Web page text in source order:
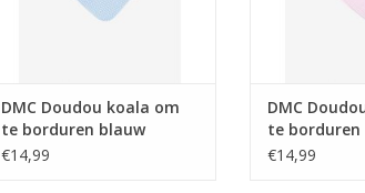
DMC Doudou koala om
te borduren blauw
€14,99
DMC
te borduren
€14,99